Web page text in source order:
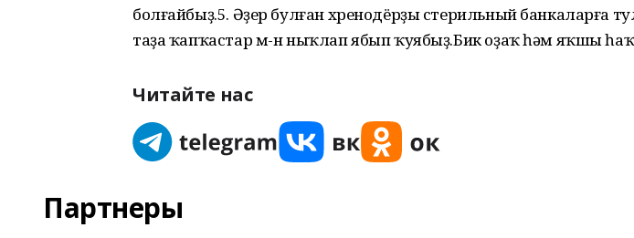
болғайбыҙ.5. Әҙер булған хренодёрҙы стерильный банкаларға
таҙа ҡапҡастар м-н ныҡлап ябып ҡуябыҙ.Бик оҙаҡ һәм яҡшы
Читайте нас
Партнеры